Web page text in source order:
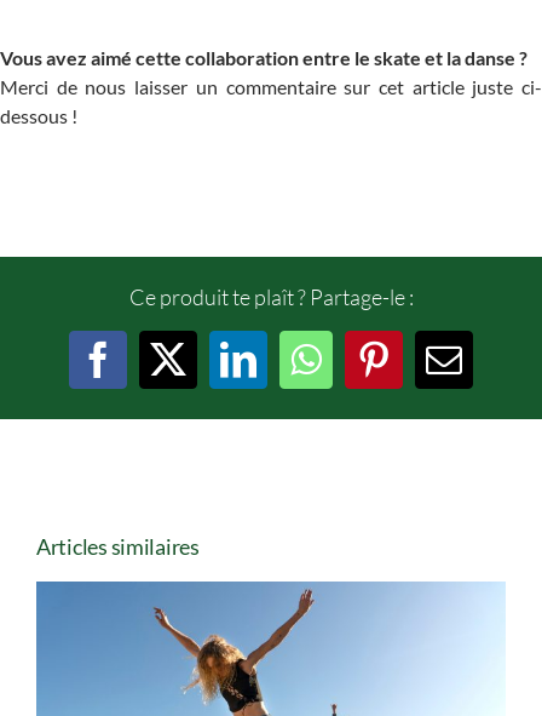
Vous avez aimé cette collaboration entre le skate et la danse ?
Merci de nous laisser un commentaire sur cet article juste ci-
dessous !
Ce produit te plaît ? Partage-le :
Facebook
X LinkedInWhatsApp
Pinterest
Email
Articles similaires